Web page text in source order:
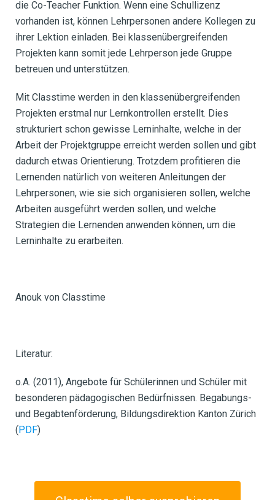
die Co-Teacher Funktion. Wenn eine Schullizenz
vorhanden ist, können Lehrpersonen andere Kollegen zu
ihrer Lektion einladen. Bei klassenübergreifenden
Projekten kann somit jede Lehrperson jede Gruppe
betreuen und unterstützen.
Mit Classtime werden in den klassenübergreifenden
Projekten erstmal nur Lernkontrollen erstellt. Dies
strukturiert schon gewisse Lerninhalte, welche in der
Arbeit der Projektgruppe erreicht werden sollen und gibt
dadurch etwas Orientierung. Trotzdem profitieren die
Lernenden natürlich von weiteren Anleitungen der
Lehrpersonen, wie sie sich organisieren sollen, welche
Arbeiten ausgeführt werden sollen, und welche
Strategien die Lernenden anwenden können, um die
Lerninhalte zu erarbeiten.
Anouk von Classtime
Literatur:
o.A. (2011), Angebote für Schülerinnen und Schüler mit
besonderen pädagogischen Bedürfnissen. Begabungs-
und Begabtenförderung, Bildungsdirektion Kanton Zürich
(PDF)